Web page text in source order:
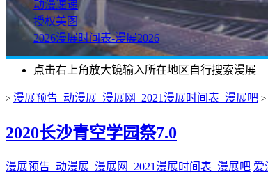
动漫速递
授权美图
2026漫展时间表-漫展2026
点击右上角放大镜输入所在地区自行搜索漫展
> 漫展预告_动漫展_漫展网_2021漫展时间表_漫展吧 >
2020长沙青空学园祭7.0
漫展预告_动漫展_漫展网_2021漫展时间表_漫展吧 爱